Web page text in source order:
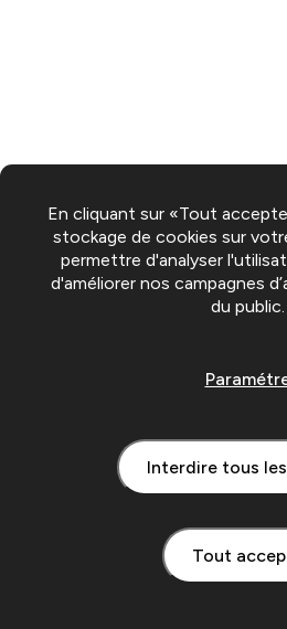
En cliquant sur «Tout
stockage de cookies sur
permettre d'analyser
d'améliorer nos campagnes
du public.
Tout
Interdire tous